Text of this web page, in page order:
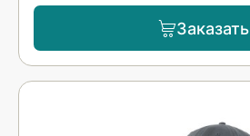
Заказать